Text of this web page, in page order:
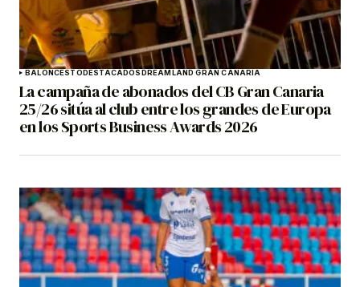
BALONCESTODESTACADOSDREAMLAND GRAN CANARIA
La campaña de abonados del CB Gran Canaria
25/26 sitúa al club entre los grandes de Europa
en los Sports Business Awards 2026